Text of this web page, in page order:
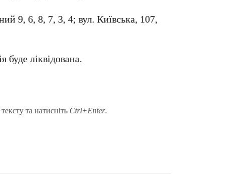
9, 6, 8, 7, 3, 4; вул. Київська, 107,
буде ліквідована.
та натисніть Ctrl+Enter.